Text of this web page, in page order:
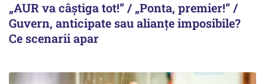
„AUR va câștiga tot!” / „Ponta, premier!” /
Guvern, anticipate sau alianțe imposibile?
Ce scenarii apar